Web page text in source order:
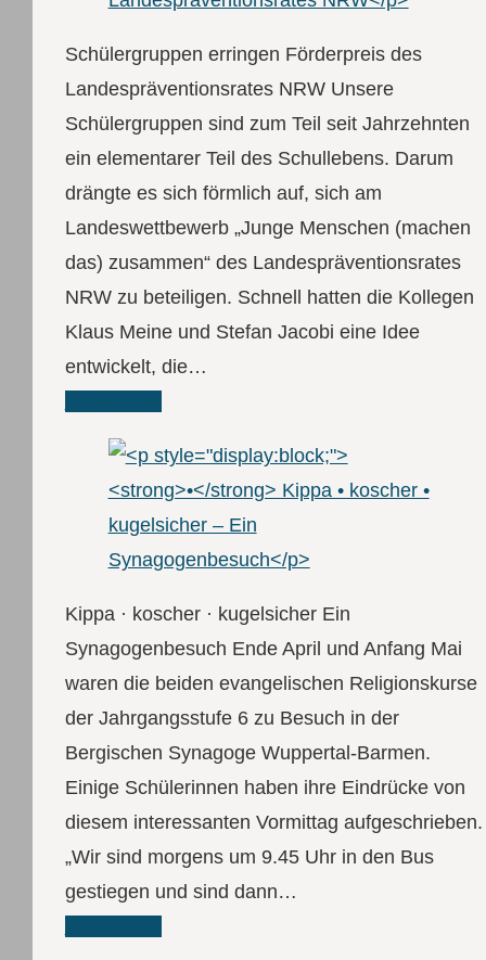
Schülergruppen erringen Förderpreis des
Landespräventionsrates NRW Unsere
Schülergruppen sind zum Teil seit Jahrzehnten
ein elementarer Teil des Schullebens. Darum
drängte es sich förmlich auf, sich am
Landeswettbewerb „Junge Menschen (machen
das) zusammen“ des Landespräventionsrates
NRW zu beteiligen. Schnell hatten die Kollegen
Klaus Meine und Stefan Jacobi eine Idee
entwickelt, die…
Kippa · koscher · kugelsicher Ein
Synagogenbesuch Ende April und Anfang Mai
waren die beiden evangelischen Religionskurse
der Jahrgangsstufe 6 zu Besuch in der
Bergischen Synagoge Wuppertal-Barmen.
Einige Schülerinnen haben ihre Eindrücke von
diesem interessanten Vormittag aufgeschrieben.
„Wir sind morgens um 9.45 Uhr in den Bus
gestiegen und sind dann…